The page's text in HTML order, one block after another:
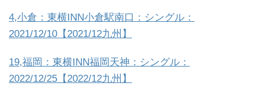
4,小倉：東横INN小倉駅南口：シングル：
2021/12/10【2021/12九州】
19,福岡：東横INN福岡天神：シングル：
2022/12/25【2022/12九州】